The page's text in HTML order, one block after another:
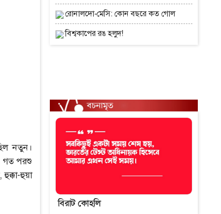
নতুন।
গত পরশু
হুয়া
রোনালদো-মেসি: কোন বছরে কত গোল
বিশ্বকাপের রঙ হলুদ!
বিরাট কোহলি